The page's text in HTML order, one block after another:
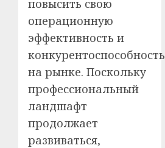
повысить свою
операционную
эффективность и
конкурентоспособность
на рынке. Поскольку
профессиональный
ландшафт
продолжает
развиваться,